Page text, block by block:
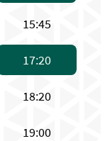
，普通渡轮 。
15:45下午3:45
注：普通渡轮，
，高速船
17:20下午5:20
，普通渡轮 。
18:20下午6:20
：只限星期一
，普通渡轮 。
19:00下午7:00